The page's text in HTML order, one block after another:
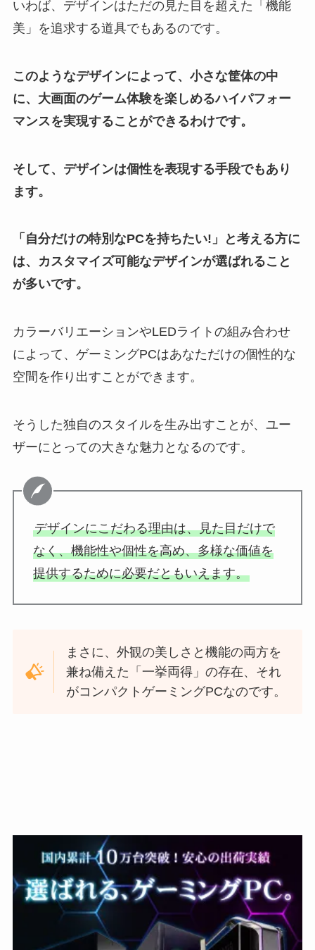
いわば、デザインはただの見た目を超えた「機能
美」を追求する道具でもあるのです。
このようなデザインによって、小さな筐体の中
に、大画面のゲーム体験を楽しめるハイパフォー
マンスを実現することができるわけです。
そして、デザインは個性を表現する手段でもあり
ます。
「自分だけの特別なPCを持ちたい!」と考える方に
は、カスタマイズ可能なデザインが選ばれること
が多いです。
カラーバリエーションやLEDライトの組み合わせ
によって、ゲーミングPCはあなただけの個性的な
空間を作り出すことができます。
そうした独自のスタイルを生み出すことが、ユー
ザーにとっての大きな魅力となるのです。
デザインにこだわる理由は、見た目だけで
なく、機能性や個性を高め、多様な価値を
提供するために必要だともいえます。
まさに、外観の美しさと機能の両方を
兼ね備えた「一挙両得」の存在、それ
がコンパクトゲーミングPCなのです。